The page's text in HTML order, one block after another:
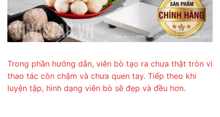
Trong phần hướng dẫn, viên bò tạo ra chưa thật tròn vì
thao tác còn chậm và chưa quen tay. Tiếp theo khi
luyện tập, hình dạng viên bò sẽ đẹp và đều hơn.